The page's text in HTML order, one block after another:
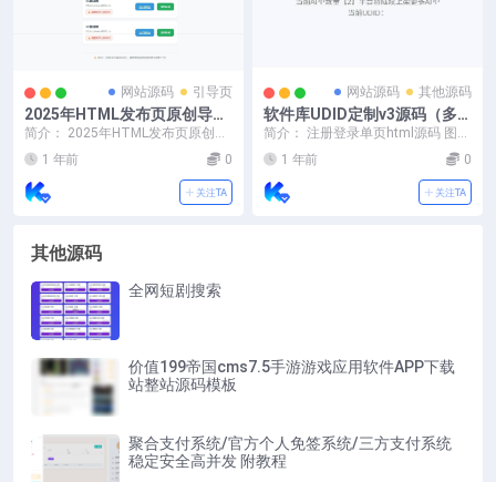
网站源码 引导页
2025年HTML发布页原创导航
源码
简介： 2025年HTML发布页原创导
1 年前 0
关注TA
网站源码 其他源码
软件库UDID定制v3源码（多
功能全新Ui页面，并且集成软
件源）
简介： 注册登录单页html源码 图
1 年前 0
关注TA
其他源码
全网短剧搜索
价值199帝国cms7.5手游游戏应用软件APP下载
站整站源码模板
聚合支付系统/官方个人免签系统/三方支付系统
稳定安全高并发 附教程